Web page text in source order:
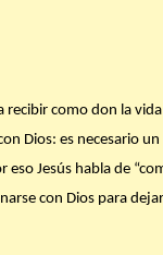
recibir como don la
Dios: es necesario
Jesús habla de
con Dios para
con Dios en